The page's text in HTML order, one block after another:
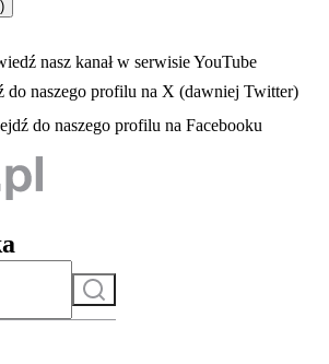
otwiera się w nowej karcie
nasz kanał w serwisie YouTube
nowej karcie
do naszego profilu na X (dawniej Twitter)
- otwiera się w nowej karcie
do naszego profilu na Facebooku
Szukaj
do serwisu